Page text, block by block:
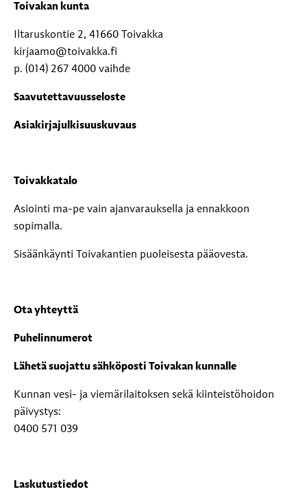
Toivakan kunta
Iltaruskontie 2, 41660 Toivakka
kirjaamo@toivakka.fi
p. (014) 267 4000 vaihde
Saavutettavuusseloste
Asiakirjajulkisuuskuvaus
Toivakkatalo
Asiointi ma-pe vain ajanvarauksella ja ennakkoon
sopimalla.
Sisäänkäynti Toivakantien puoleisesta pääovesta.
Ota yhteyttä
Puhelinnumerot
Lähetä suojattu sähköposti Toivakan kunnalle
Kunnan vesi- ja viemärilaitoksen sekä kiinteistöhoidon
päivystys:
0400 571 039
Laskutustiedot